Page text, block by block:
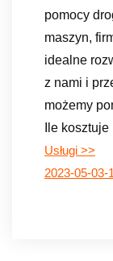
pomocy
maszyn,
idealne
z nami i
możemy
Ile
Usługi >>
2023-05-03-